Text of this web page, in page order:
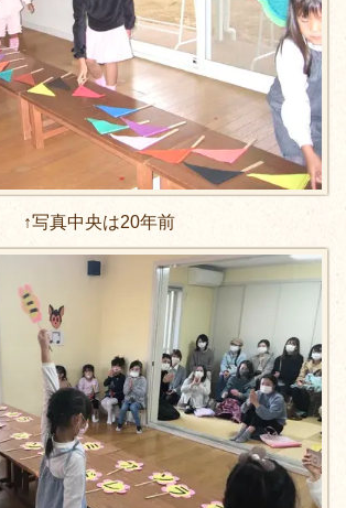
↑写真中央は20年前